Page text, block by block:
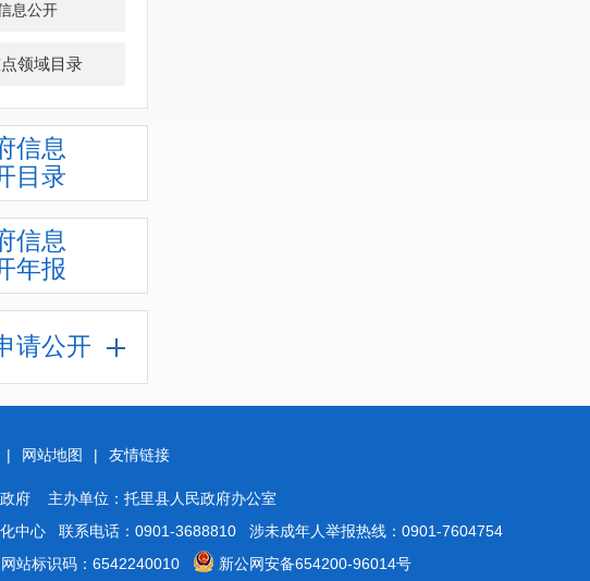
息公开
领域目录
信息
目录
信息
年报
请公开
| 网站地图 | 友情链接
府 主办单位：托里县人民政府办公室
中心 联系电话：0901-3688810 涉未成年人举报热线：0901-7604754
站标识码：6542240010 新公网安备654200-96014号